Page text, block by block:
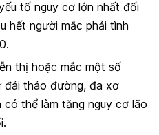
tố nguy cơ lớn nhất đối
hết người mắc phải tình
thị hoặc mắc một số
đái tháo đường, đa xơ
có thể làm tăng nguy cơ lão